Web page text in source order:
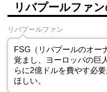
リバプールファ
リバプールファン
FSG（リバプールのオー
覚まし、ヨーロッパの巨
らに2億ドルを費やす必
ほしい。